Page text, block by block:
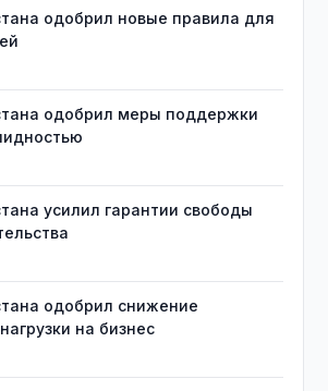
одобрил новые правила для
одобрил меры поддержки
усилил гарантии свободы
одобрил снижение
на бизнес